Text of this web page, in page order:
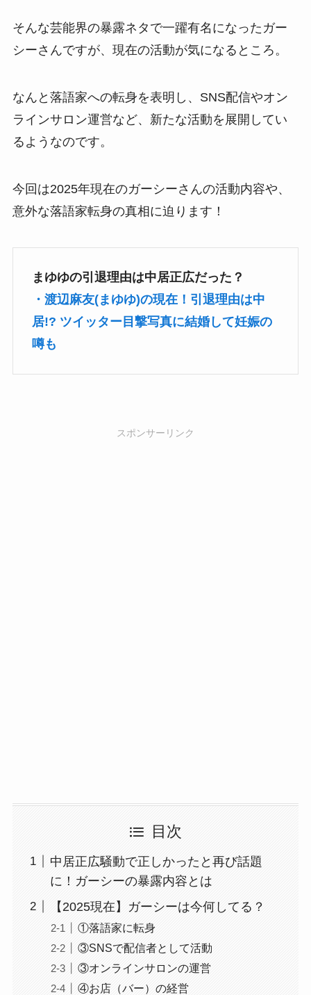
そんな芸能界の暴露ネタで一躍有名になったガー
シーさんですが、現在の活動が気になるところ。
なんと落語家への転身を表明し、SNS配信やオン
ラインサロン運営など、新たな活動を展開してい
るようなのです。
今回は2025年現在のガーシーさんの活動内容や、
意外な落語家転身の真相に迫ります！
まゆゆの引退理由は中居正広だった？
・渡辺麻友(まゆゆ)の現在！引退理由は中
居!? ツイッター目撃写真に結婚して妊娠の
噂も
スポンサーリンク
目次
中居正広騒動で正しかったと再び話題
に！ガーシーの暴露内容とは
【2025現在】ガーシーは今何してる？
①落語家に転身
③SNSで配信者として活動
③オンラインサロンの運営
④お店（バー）の経営